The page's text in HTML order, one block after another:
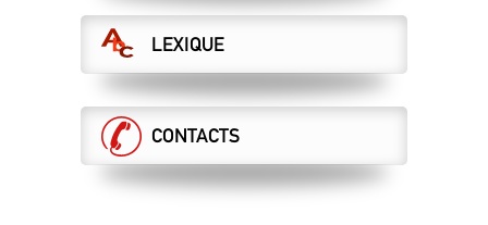
07.05.2024
LES MAÎTRISES ET CADRES
MANIFESTENT POUR LE SERVICE
PUBLIC !
28 mai : manifestation nationale à Paris
07.05.2024
RÉÉCRIRE L’HISTOIRE !
LEXIQUE
CONTACTS